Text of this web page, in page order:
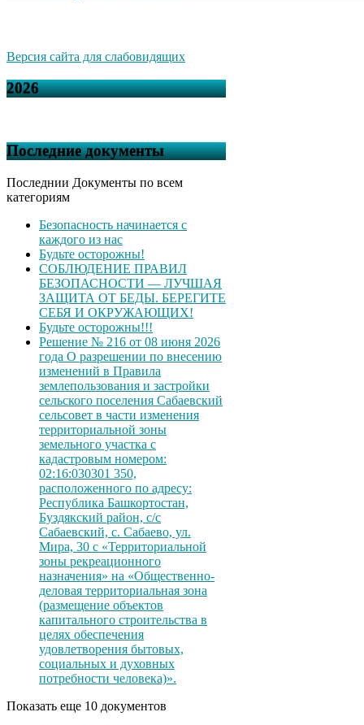
Версия сайта для слабовидящих
2026
Последние документы
Последнии Документы по всем
категориям
Безопасность начинается с
каждого из нас
Будьте осторожны!
СОБЛЮДЕНИЕ ПРАВИЛ
БЕЗОПАСНОСТИ — ЛУЧШАЯ
ЗАЩИТА ОТ БЕДЫ. БЕРЕГИТЕ
СЕБЯ И ОКРУЖАЮЩИХ!
Будьте осторожны!!!
Решение № 216 от 08 июня 2026
года О разрешении по внесению
изменений в Правила
землепользования и застройки
сельского поселения Сабаевский
сельсовет в части изменения
территориальной зоны
земельного участка с
кадастровым номером:
02:16:030301 350,
расположенного по адресу:
Республика Башкортостан,
Буздякский район, с/с
Сабаевский, с. Сабаево, ул.
Мира, 30 с «Территориальной
зоны рекреационного
назначения» на «Общественно-
деловая территориальная зона
(размещение объектов
капитального строительства в
целях обеспечения
удовлетворения бытовых,
социальных и духовных
потребности человека)».
Показать еще 10 документов